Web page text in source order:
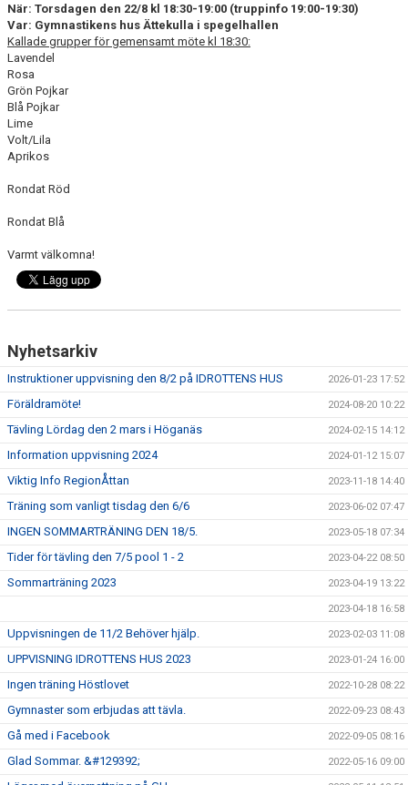
När: Torsdagen den 22/8 kl 18:30-19:00 (truppinfo 19:00-19:30)
Var: Gymnastikens hus Ättekulla i spegelhallen
Kallade grupper för gemensamt möte kl 18:30:
Lavendel
Rosa
Grön Pojkar
Blå Pojkar
Lime
Volt/Lila
Aprikos
Rondat Röd
Rondat Blå
Varmt välkomna!
Nyhetsarkiv
Instruktioner uppvisning den 8/2 på IDROTTENS HUS 2026-01-23 17:52
Föräldramöte! 2024-08-20 10:22
Tävling Lördag den 2 mars i Höganäs 2024-02-15 14:12
Information uppvisning 2024 2024-01-12 15:07
Viktig Info RegionÅttan 2023-11-18 14:40
Träning som vanligt tisdag den 6/6 2023-06-02 07:47
INGEN SOMMARTRÄNING DEN 18/5. 2023-05-18 07:34
Tider för tävling den 7/5 pool 1 - 2 2023-04-22 08:50
Sommarträning 2023 2023-04-19 13:22
2023-04-18 16:58
Uppvisningen de 11/2 Behöver hjälp. 2023-02-03 11:08
UPPVISNING IDROTTENS HUS 2023 2023-01-24 16:00
Ingen träning Höstlovet 2022-10-28 08:22
Gymnaster som erbjudas att tävla. 2022-09-23 08:43
Gå med i Facebook 2022-09-05 08:16
Glad Sommar. &#129392; 2022-05-16 09:00